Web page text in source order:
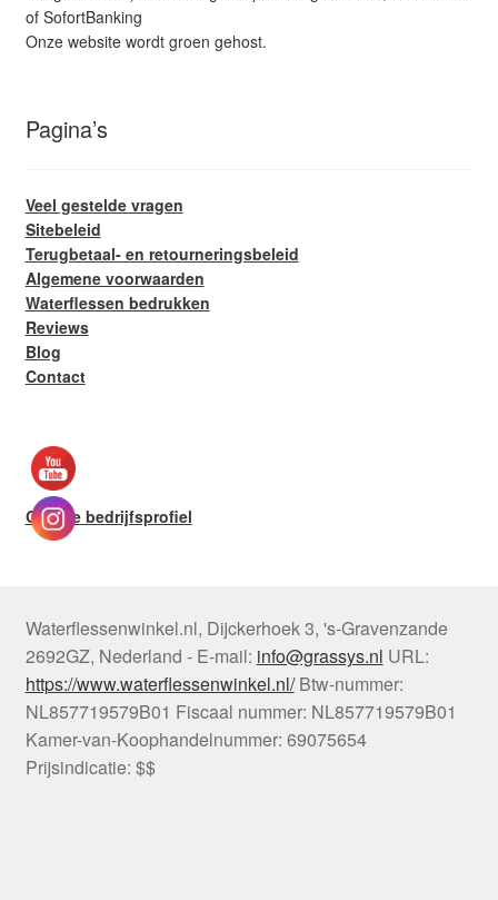
of SofortBanking
Onze website wordt groen gehost.
Pagina’s
Veel gestelde vragen
Sitebeleid
Terugbetaal- en retourneringsbeleid
Algemene voorwaarden
Waterflessen bedrukken
Reviews
Blog
Contact
Google bedrijfsprofiel
Waterflessenwinkel.nl, Dijckerhoek 3, 's-Gravenzande
2692GZ, Nederland - E-mail: info@grassys.nl URL:
https://www.waterflessenwinkel.nl/ Btw-nummer:
NL857719579B01 Fiscaal nummer: NL857719579B01
Kamer-van-Koophandelnummer: 69075654
Prijsindicatie: $$